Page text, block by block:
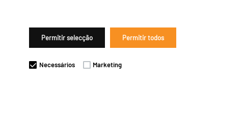
Permitir selecção Permitir todos
Necessários Marketing